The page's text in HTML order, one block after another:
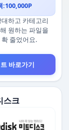
:100,000P
하고 카테고리
원하는 파일을
줄었어요.
바로가기
스크